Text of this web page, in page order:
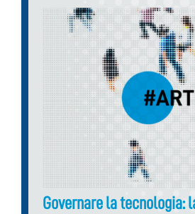
Governare la tecnologia: